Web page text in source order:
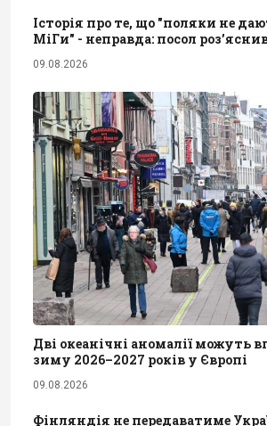
Історія про те, що "поляки не
МіГи" - неправда: посол
09.08.2026
Дві океанічні аномалії можуть
зиму 2026–2027 років у Європі
09.08.2026
Фінляндія не передаватиме